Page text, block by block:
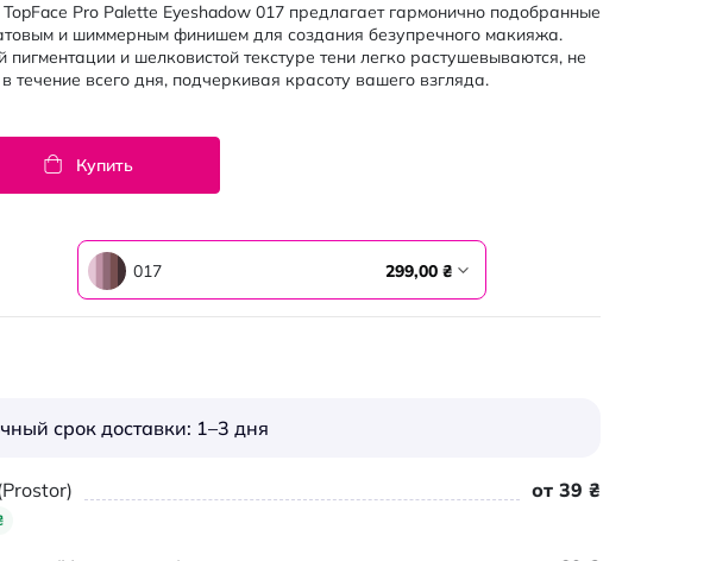
Pro Palette Eyeshadow 017 предлагает гармонично подобранные
и шиммерным финишем для создания безупречного макияжа.
и шелковистой текстуре тени легко растушевываются, не
течение всего дня, подчеркивая красоту вашего взгляда.
017 299,00 ₴
Купить
срок доставки: 1–3 дня
от 39 ₴